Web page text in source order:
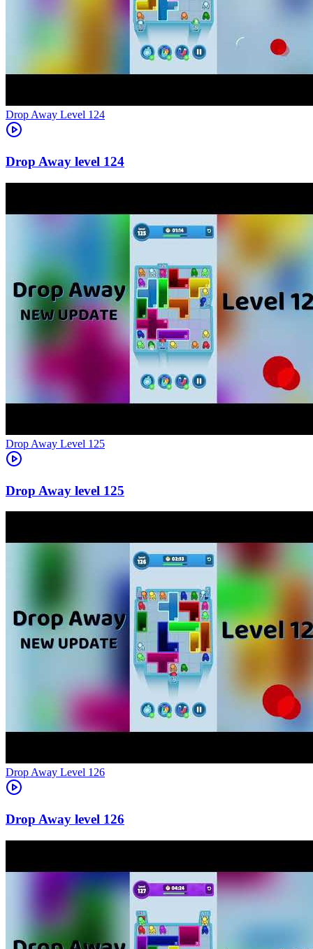
Level 124
124
Level 125
125
Level 126
126